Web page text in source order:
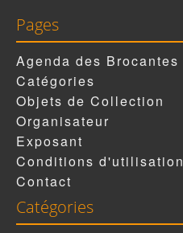
Pages
Agenda des Brocantes
Catégories
Objets de Collection
Organisateur
Exposant
Conditions d'utilisation
Contact
Catégories